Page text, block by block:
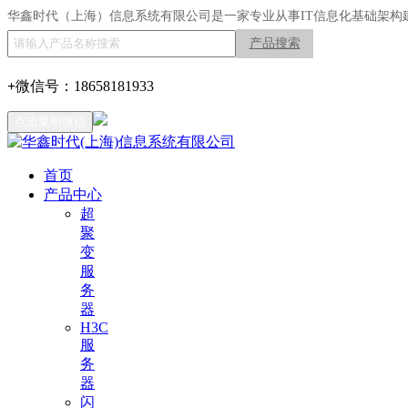
华鑫时代（上海）信息系统有限公司是一家专业从事IT信息化基础架构
产品搜索
+微信号： 18658181933
首页
产品中心
超
聚
变
服
务
器
H3C
服
务
器
闪